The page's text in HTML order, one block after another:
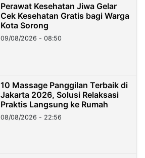
Perawat Kesehatan Jiwa Gelar
Cek Kesehatan Gratis bagi Warga
Kota Sorong
09/08/2026 - 08:50
10 Massage Panggilan Terbaik di
Jakarta 2026, Solusi Relaksasi
Praktis Langsung ke Rumah
08/08/2026 - 22:56